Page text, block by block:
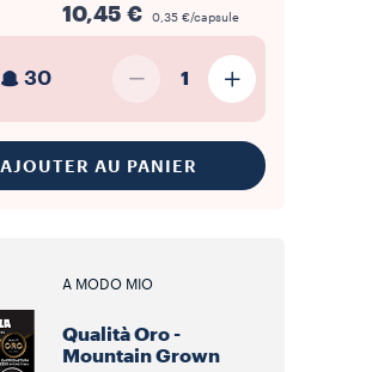
10,45 € 0,35 €/capsule
30 1
AJOUTER AU PANIER
A MODO MIO
Qualità Oro -
Mountain Grown